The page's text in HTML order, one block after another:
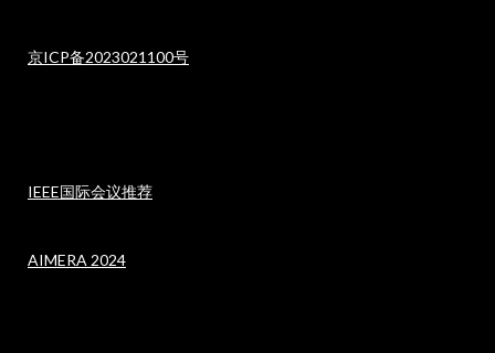
京ICP备2023021100号
IEEE国际会议推荐
AIMERA 2024